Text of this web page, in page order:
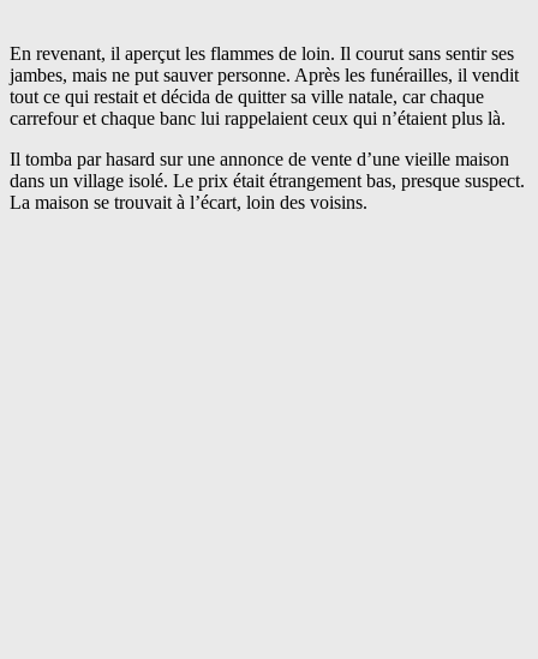
En revenant, il aperçut les flammes de loin. Il courut sans sentir ses
jambes, mais ne put sauver personne. Après les funérailles, il vendit
tout ce qui restait et décida de quitter sa ville natale, car chaque
carrefour et chaque banc lui rappelaient ceux qui n’étaient plus là.
Il tomba par hasard sur une annonce de vente d’une vieille maison
dans un village isolé. Le prix était étrangement bas, presque suspect.
La maison se trouvait à l’écart, loin des voisins.